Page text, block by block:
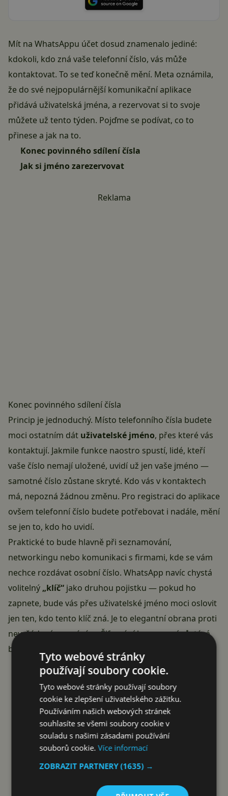
Mít na WhatsAppu účet dosud znamenalo jediné:
kdokoli, kdo zná vaše telefonní číslo, vás může
kontaktovat. To se teď konečně mění. Meta oznámila,
že do své nejpopulárnější komunikační aplikace
přidává uživatelská jména, a rezervovat si to svoje
můžete už tento týden. Pojďme se podívat, co to
přinese a jak na to.
Konec povinného sdílení čísla
Jak si jméno zarezervovat
Reklama
Konec povinného sdílení čísla
Princip je jednoduchý. Místo telefonního čísla budete
moci ostatním dát uživatelské jméno, přes které vás
kontaktují. Jakmile funkce naostro spustí, lidé, kteří
vaše číslo nemají uložené, uvidí už jen vaše jméno —
samotné číslo zůstane skryté. Kdo vás v kontaktech
má, nepozná žádnou změnu. Pro registraci do aplikace
ovšem telefonní číslo budete potřebovat i nadále, mění
se jen to, kdo ho uvidí.
Praktické to bude hlavně při seznamování,
networkingu nebo komunikaci s firmami, kde se vám
nechce rozdávat osobní číslo. WhatsApp navíc chystá
volitelný „klíč“ jako druhou pojistku — pokud ho
zapnete, bude vás přes uživatelské jméno moci oslovit
jen ten, kdo tento klíč zná. Je to elegantní obrana proti
nevyžádaným zprávám. Šifrování konverzací zůstává
beze změny.
Reklama
Tyto webové stránky
používají soubory cookie.
Tyto webové stránky používají soubory
cookie ke zlepšení uživatelského zážitku.
Používáním našich webových stránek
souhlasíte se všemi soubory cookie v
souladu s našimi zásadami používání
souborů cookie.Více informací
ZOBRAZIT PARTNERY(1635) →